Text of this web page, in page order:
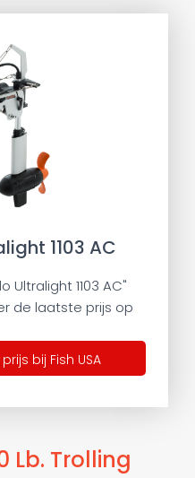
1103 AC
Ultralight 1103 AC"
de laatste prijs op
bij Fish USA
Lb. Trolling